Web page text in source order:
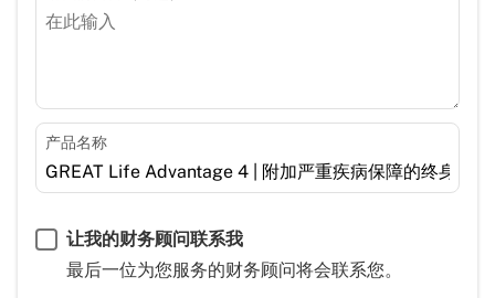
产品名称
让我的财务顾问联系我
最后一位为您服务的财务顾问将会联系您。